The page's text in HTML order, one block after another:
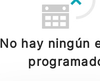
No hay ningún